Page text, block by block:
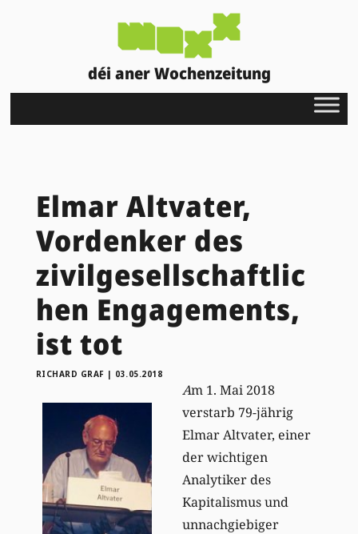
déi aner Wochenzeitung
Elmar Altvater,
Vordenker des
zivilgesellschaftlic
hen Engagements,
ist tot
RICHARD GRAF | 03.05.2018
Am 1. Mai 2018
verstarb 79-jährig
Elmar Altvater, einer
der wichtigen
Analytiker des
Kapitalismus und
unnachgiebiger